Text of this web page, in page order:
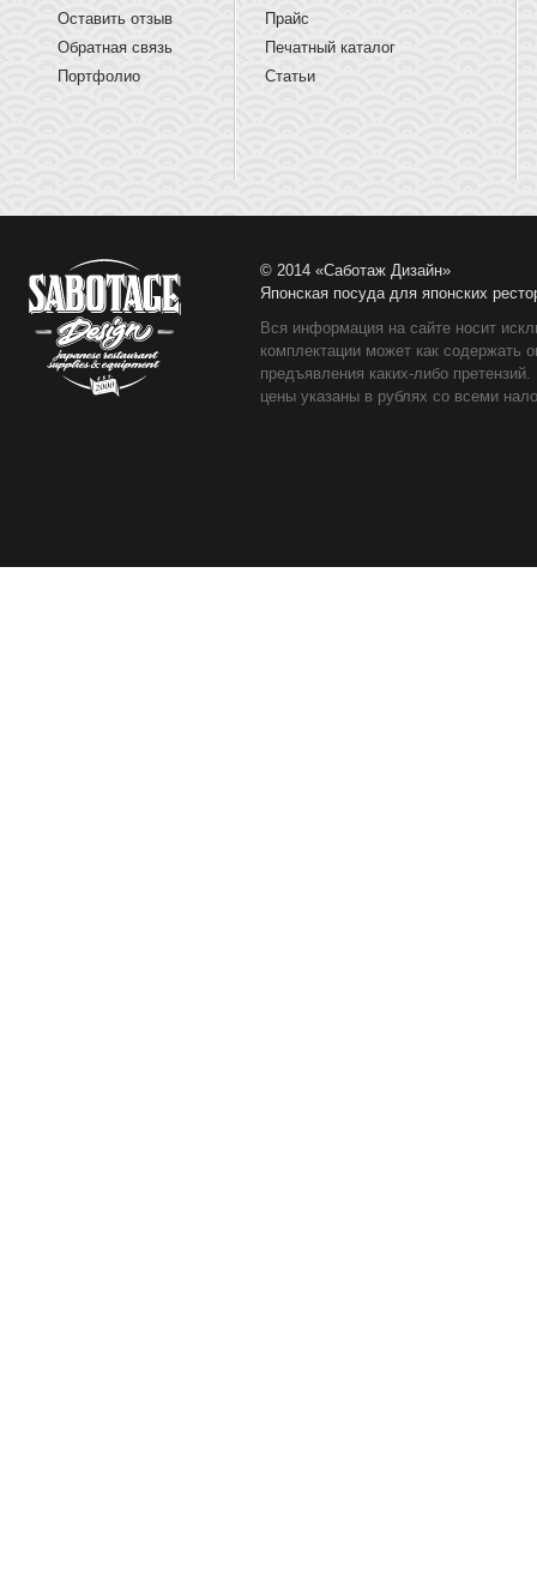
Оставить отзыв
Обратная связь
Портфолио
Прайс
Печатный каталог
Статьи
© 2014 «Саботаж Дизайн»
Японская посуда для японских
Вся информация на сайте носит
комплектации может как содержать
предъявления каких-либо
цены указаны в рублях со всеми